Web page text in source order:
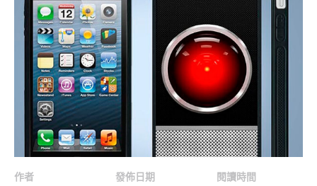
作者
發佈日期
閱讀時間